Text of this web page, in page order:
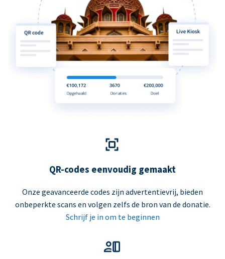
QR-codes eenvoudig gemaakt
Onze geavanceerde codes zijn advertentievrij, bieden
onbeperkte scans en volgen zelfs de bron van de donatie.
Schrijf je in om te beginnen